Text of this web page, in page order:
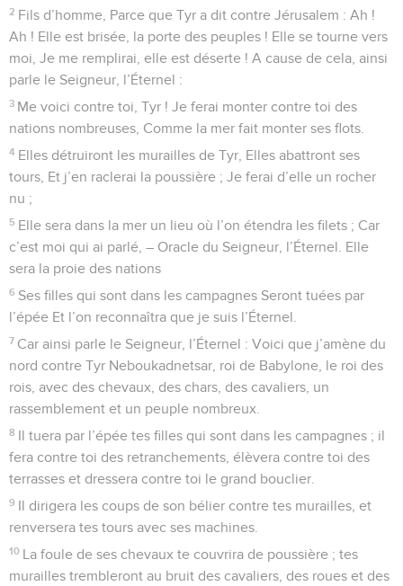
2 Fils d’homme, Parce que Tyr a dit contre Jérusalem : Ah !
Ah ! Elle est brisée, la porte des peuples ! Elle se tourne vers
moi, Je me remplirai, elle est déserte ! A cause de cela, ainsi
parle le Seigneur, l’Éternel :
3 Me voici contre toi, Tyr ! Je ferai monter contre toi des
nations nombreuses, Comme la mer fait monter ses flots.
4 Elles détruiront les murailles de Tyr, Elles abattront ses
tours, Et j’en raclerai la poussière ; Je ferai d’elle un rocher
nu ;
5 Elle sera dans la mer un lieu où l’on étendra les filets ; Car
c’est moi qui ai parlé, – Oracle du Seigneur, l’Éternel. Elle
sera la proie des nations
6 Ses filles qui sont dans les campagnes Seront tuées par
l’épée Et l’on reconnaîtra que je suis l’Éternel.
7 Car ainsi parle le Seigneur, l’Éternel : Voici que j’amène du
nord contre Tyr Neboukadnetsar, roi de Babylone, le roi des
rois, avec des chevaux, des chars, des cavaliers, un
rassemblement et un peuple nombreux.
8 Il tuera par l’épée tes filles qui sont dans les campagnes ; il
fera contre toi des retranchements, élèvera contre toi des
terrasses et dressera contre toi le grand bouclier.
9 Il dirigera les coups de son bélier contre tes murailles, et
renversera tes tours avec ses machines.
10 La foule de ses chevaux te couvrira de poussière ; tes
murailles trembleront au bruit des cavaliers, des roues et des